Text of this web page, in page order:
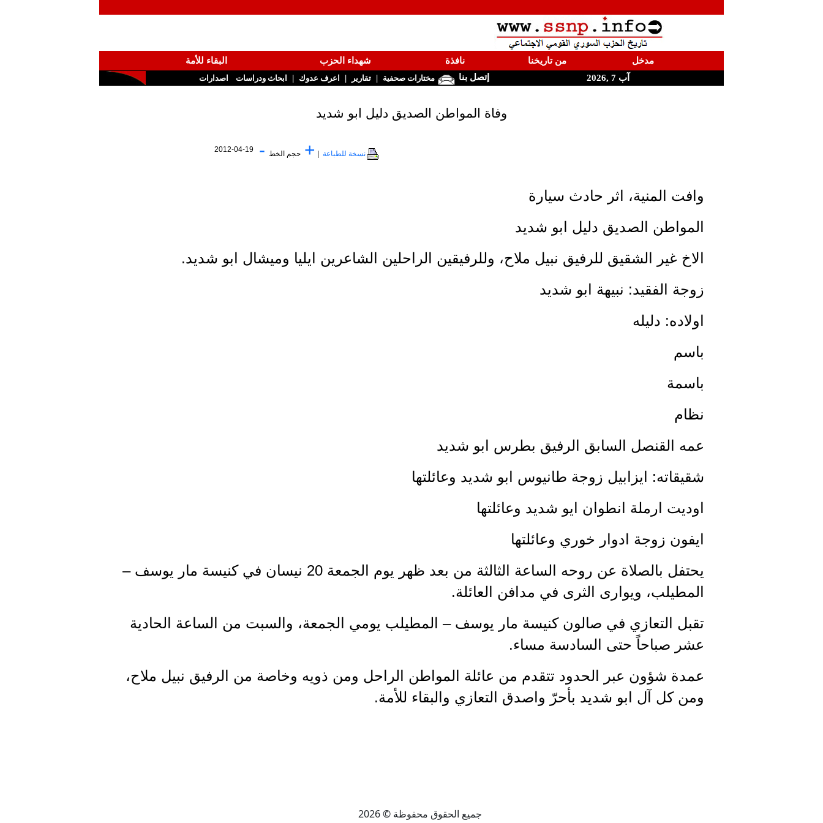
مدخل من تاريخنا نافذة شهداء الحزب
البقاء للأمة
آب 7 ,2026
إتصل بنا مختارات صحفية | تقارير | اعرف عدوك | ابحاث ودراسات اصدارات
وفاة المواطن الصديق دليل ابو شديد
نسخة للطباعة + حجم الخط -
2012-04-19
وافت المنية، اثر حادث سيارة
المواطن الصديق دليل ابو شديد
الاخ غير الشقيق للرفيق نبيل ملاح، وللرفيقين الراحلين الشاعرين ايليا وميشال ابو شديد.
زوجة الفقيد: نبيهة ابو شديد
اولاده: دليله
باسم
باسمة
نظام
عمه القنصل السابق الرفيق بطرس ابو شديد
شقيقاته: ايزابيل زوجة طانيوس ابو شديد وعائلتها
اوديت ارملة انطوان ايو شديد وعائلتها
ايفون زوجة ادوار خوري وعائلتها
يحتفل بالصلاة عن روحه الساعة الثالثة من بعد ظهر يوم الجمعة 20 نيسان في كنيسة مار يوسف –
المطيلب، ويوارى الثرى في مدافن العائلة.
تقبل التعازي في صالون كنيسة مار يوسف – المطيلب يومي الجمعة، والسبت من الساعة الحادية
عشر صباحاً حتى السادسة مساء.
عمدة شؤون عبر الحدود تتقدم من عائلة المواطن الراحل ومن ذويه وخاصة من الرفيق نبيل ملاح،
ومن كل آل ابو شديد بأحرّ واصدق التعازي والبقاء للأمة.
جميع الحقوق محفوظة © 2026